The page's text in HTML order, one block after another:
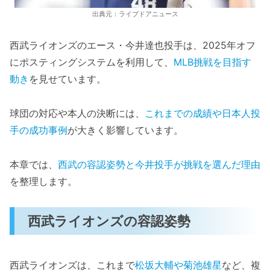
出典元：ライブドアニュース
西武ライオンズのエース・今井達也投手は、2025年オフ
にポスティングシステムを利用して、 MLB挑戦を目指す
動き を見せています。
球団の対応や本人の決断には、 これまでの成績や日本人投
手の成功事例が大きく影響しています。
本章では、 西武の容認姿勢と今井投手が挑戦を選んだ理由
を整理します。
西武ライオンズの容認姿勢
西武ライオンズは、これまで松坂大輔や菊池雄星など、複